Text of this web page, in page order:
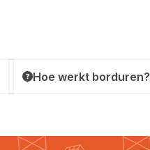
Hoe werkt borduren?